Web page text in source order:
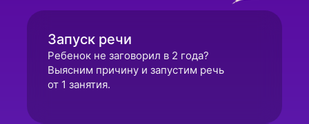
Запуск речи
Ребенок не заговорил в 2 года?
Выясним причину и запустим речь
от 1 занятия.